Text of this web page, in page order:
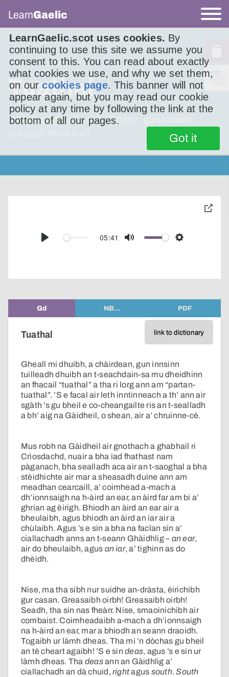
LearnGaelic.scot uses cookies. By
continuing to use this site we assume you
consent to this. You can read about exactly
what cookies we use, and why we set them,
on ourcookies page. This banner will not
appear again, but you may read our cookie
policy at any time by following the link at the
bottom of all our pages.
Got it
LearnGaelic
Tuathal
Gheall mi dhuibh, a chàirdean, gun innsinn
Play
05:41
Mute Settings
toggle
Gd NB… PDF
link to dictionary
Tuathal
Gheall mi dhuibh, a chàirdean, gun innsinn
tuilleadh dhuibh an t-seachdain-sa mu dheidhinn
an fhacail “tuathal” a tha ri lorg ann am “partan-
tuathal”. ’S e facal air leth inntinneach a th’ ann air
sgàth ’s gu bheil e co-cheangailte ris an t-sealladh
a bh’ aig na Gàidheil, o shean, air a’ chruinne-cè.
Mus robh na Gàidheil air gnothach a ghabhail ri
Crìosdachd, nuair a bha iad fhathast nam
pàganach, bha sealladh aca air an t-saoghal a bha
stèidhichte air mar a sheasadh duine ann am
meadhan cearcaill, a’ coimhead a-mach a
dh’ionnsaigh na h-àird an ear, an àird far am bi a’
ghrian ag èirigh. Bhiodh an àird an ear air a
bheulaibh, agus bhiodh an àird an iar air a
chùlaibh. Agus ’s e sin a bha na faclan sin a’
ciallachadh anns an t-seann Ghàidhlig – an ear,
air do bheulaibh, agus an iar, a’ tighinn as do
dhèidh.
Nise, ma tha sibh nur suidhe an-dràsta, èirichibh
gur casan. Greasaibh oirbh! Greasaibh oirbh!
Seadh, tha sin nas fheàrr. Nise, smaoinichibh air
combaist. Coimheadaibh a-mach a dh’ionnsaigh
na h-àird an ear, mar a bhiodh an seann draoidh.
Togaibh ur làmh dheas. Tha mi ’n dòchas gu bheil
an tè cheart agaibh! ’S e sindeas, agus ’s e sin ur
làmh dheas. Tha deasann an Gàidhlig a’
ciallachadh an dà chuid,rightagus south.South